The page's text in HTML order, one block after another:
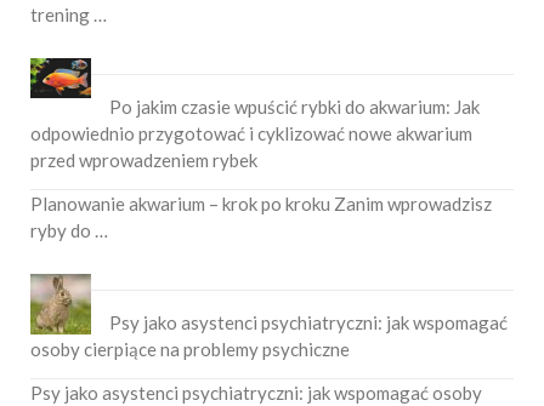
trening …
Po jakim czasie wpuścić rybki do akwarium: Jak
odpowiednio przygotować i cyklizować nowe akwarium
przed wprowadzeniem rybek
Planowanie akwarium – krok po kroku Zanim wprowadzisz
ryby do …
Psy jako asystenci psychiatryczni: jak wspomagać
osoby cierpiące na problemy psychiczne
Psy jako asystenci psychiatryczni: jak wspomagać osoby